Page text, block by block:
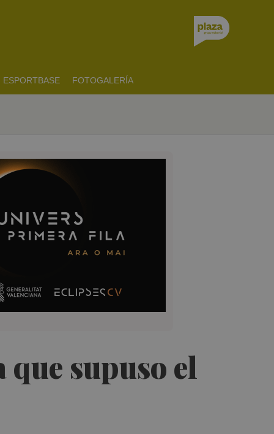
ESPORTBASE FOTOGALERÍA
supuso el